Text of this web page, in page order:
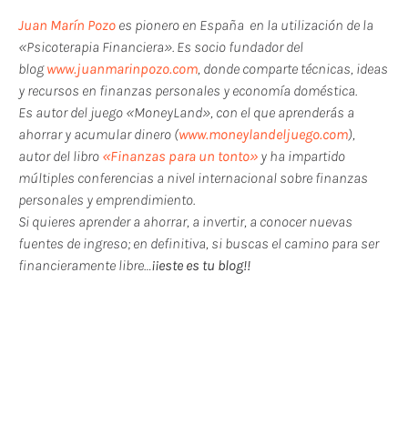
Juan Marín Pozo es pionero en España en la utilización de la
«Psicoterapia Financiera». Es socio fundador del
blogwww.juanmarinpozo.com, donde comparte técnicas, ideas
y recursos en finanzas personales y economía doméstica.
Es autor del juego «MoneyLand», con el que aprenderás a
ahorrar y acumular dinero (www.moneylandeljuego.com),
autor del libro «Finanzas para un tonto» y ha impartido
múltiples conferencias a nivel internacional sobre finanzas
personales y emprendimiento.
Si quieres aprender a ahorrar, a invertir, a conocer nuevas
fuentes de ingreso; en definitiva, si buscas el camino para ser
financieramente libre…¡¡este es tu blog!!